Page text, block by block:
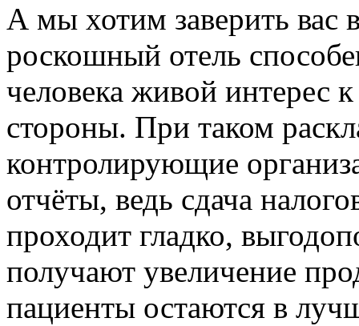
А мы хотим заверить вас
роскошный отель
человека живой
стороны. При таком
контролирующие
отчёты, ведь сдача
проходит гладко,
получают увеличение
пациенты остаются в